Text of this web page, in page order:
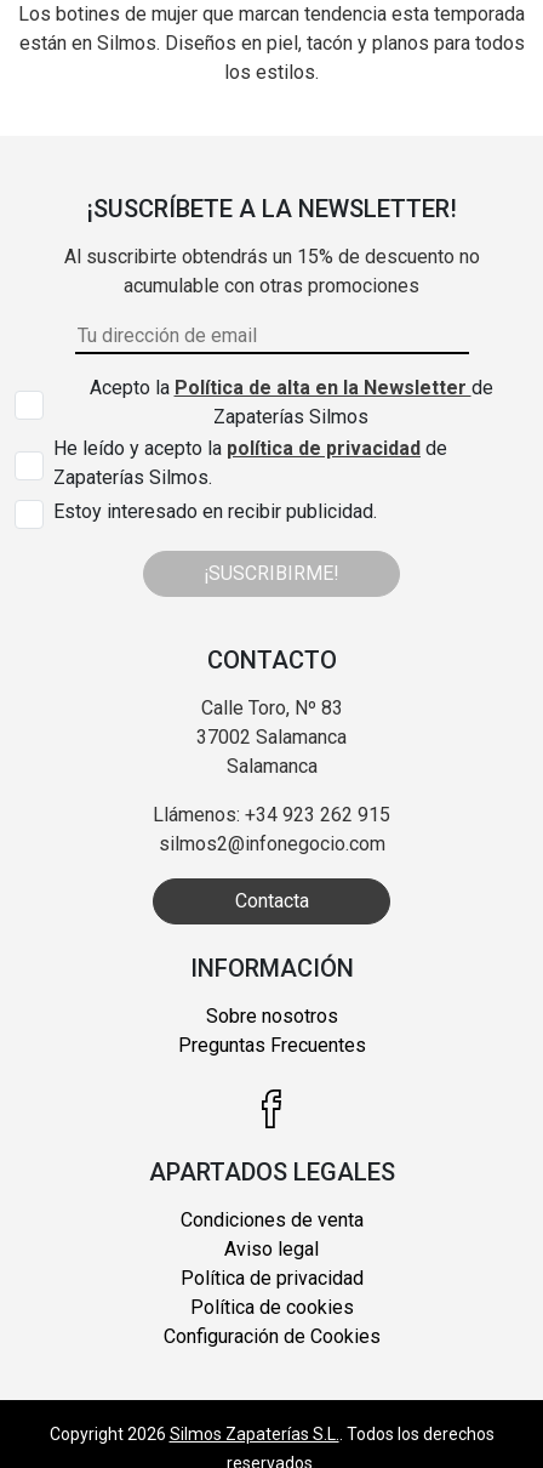
Los botines de mujer que marcan tendencia esta temporada
están en Silmos. Diseños en piel, tacón y planos para todos
los estilos.
¡SUSCRÍBETE A LA NEWSLETTER!
Al suscribirte obtendrás un 15% de descuento no
acumulable con otras promociones
Acepto la Política de alta en la Newsletter de
Zapaterías Silmos
He leído y acepto la política de privacidad de
Zapaterías Silmos.
Estoy interesado en recibir publicidad.
¡SUSCRIBIRME!
CONTACTO
Calle Toro, Nº 83
37002 Salamanca
Salamanca
Llámenos: +34 923 262 915
silmos2@infonegocio.com
Contacta
INFORMACIÓN
Sobre nosotros
Preguntas Frecuentes
APARTADOS LEGALES
Condiciones de venta
Aviso legal
Política de privacidad
Política de cookies
Configuración de Cookies
Copyright 2026 Silmos Zapaterías S.L.
. Todos los derechos
reservados.